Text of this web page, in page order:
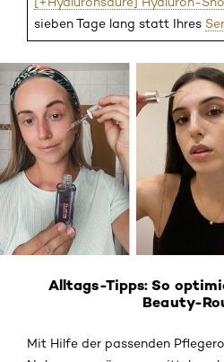
sieben Tage lang statt Ihres
Alltags-Tipps: So
Beauty-
Mit Hilfe der passenden